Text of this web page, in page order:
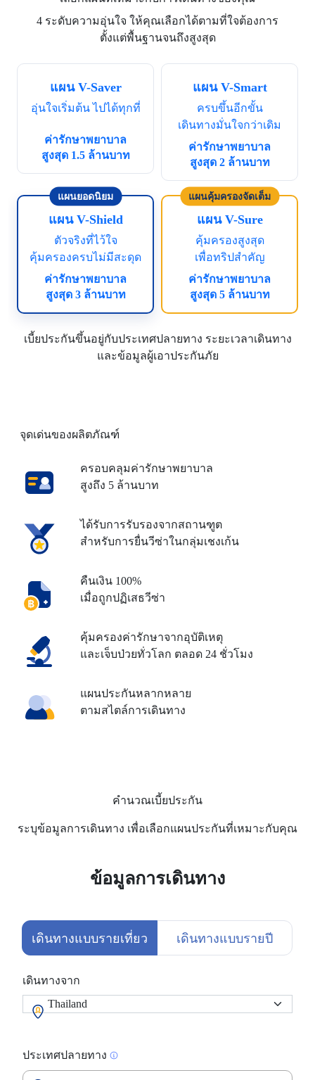
4 ระดับความอุ่นใจ ให้คุณเลือกได้ตามที่ใจต้องการ
ตั้งแต่พื้นฐานจนถึงสูงสุด
แผน V-Saver
อุ่นใจเริ่มต้น ไปได้ทุกที่
ค่ารักษาพยาบาล
สูงสุด 1.5 ล้านบาท
แผน V-Smart
ครบขึ้นอีกขั้น
เดินทางมั่นใจกว่าเดิม
ค่ารักษาพยาบาล
สูงสุด 2 ล้านบาท
แผนยอดนิยม
แผน V-Shield
ตัวจริงที่ไว้ใจ
คุ้มครองครบไม่มีสะดุด
ค่ารักษาพยาบาล
สูงสุด 3 ล้านบาท
แผนคุ้มครองจัดเต็ม
แผน V-Sure
คุ้มครองสูงสุด
เพื่อทริปสำคัญ
ค่ารักษาพยาบาล
สูงสุด 5 ล้านบาท
เบี้ยประกันขึ้นอยู่กับประเทศปลายทาง ระยะเวลาเดินทาง
และข้อมูลผู้เอาประกันภัย
จุดเด่นของผลิตภัณฑ์
ครอบคลุมค่ารักษาพยาบาล
สูงถึง 5 ล้านบาท
ได้รับการรับรองจากสถานฑูต
สำหรับการยื่นวีซ่าในกลุ่มเชงเก้น
คืนเงิน 100%
เมื่อถูกปฏิเสธวีซ่า
คุ้มครองค่ารักษาจากอุบัติเหตุ
และเจ็บป่วยทั่วโลก ตลอด 24 ชั่วโมง
แผนประกันหลากหลาย
ตามสไตล์การเดินทาง
คำนวณเบี้ยประกัน
ระบุข้อมูลการเดินทาง เพื่อเลือกแผนประกันที่เหมาะกับคุณ
ข้อมูลการเดินทาง
เดินทางแบบรายเที่ยว เดินทางแบบรายปี
เดินทางจาก
ประเทศปลายทาง